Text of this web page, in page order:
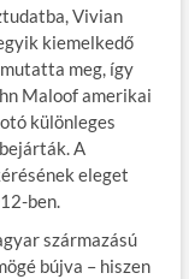
Vivian
kiemelkedő
meg, így
Maloof amerikai
különleges
A
eleget
ben.
származású
bújva – hiszen